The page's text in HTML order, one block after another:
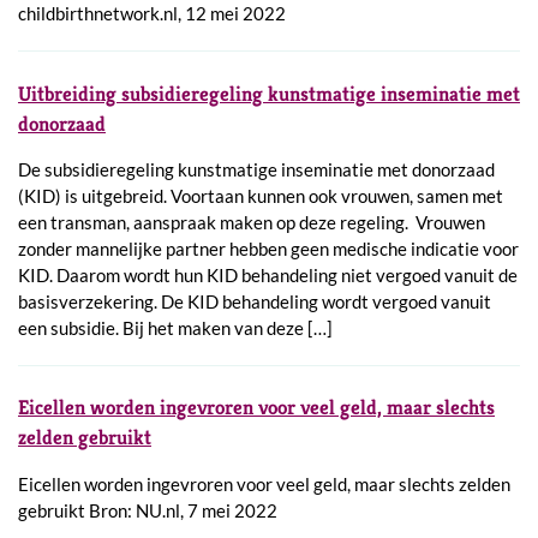
childbirthnetwork.nl, 12 mei 2022
Uitbreiding subsidieregeling kunstmatige inseminatie met
donorzaad
De subsidieregeling kunstmatige inseminatie met donorzaad
(KID) is uitgebreid. Voortaan kunnen ook vrouwen, samen met
een transman, aanspraak maken op deze regeling. Vrouwen
zonder mannelijke partner hebben geen medische indicatie voor
KID. Daarom wordt hun KID behandeling niet vergoed vanuit de
basisverzekering. De KID behandeling wordt vergoed vanuit
een subsidie. Bij het maken van deze […]
Eicellen worden ingevroren voor veel geld, maar slechts
zelden gebruikt
Eicellen worden ingevroren voor veel geld, maar slechts zelden
gebruikt Bron: NU.nl, 7 mei 2022